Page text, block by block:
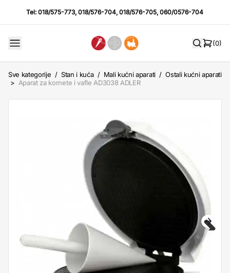
Tel:018/575-773,018/576-704,018/576-705,060/0576-704
(0)
Sve kategorije / Stan i kuća / Mali kućni aparati / Ostali kućni aparati
> Aparat za kornete i vafle AD3038 ADLER